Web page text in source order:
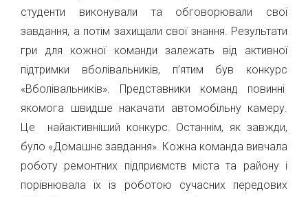
студенти виконували та обговорювали свої
завдання, а потім захищали свої знання. Результати
гри для кожної команди залежать від активної
підтримки вболівальників, п’ятим був конкурс
«Вболівальників». Представники команд повинні
якомога швидше накачати автомобільну камеру.
Це найактивніший конкурс. Останнім, як завжди,
було «Домашнє завдання». Кожна команда вивчала
роботу ремонтних підприємств міста та району і
порівнювала їх із роботою сучасних передових